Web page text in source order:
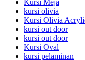
Kursi Meja
kursi olivia
Kursi Olivia
kursi out door
kursi out door
Kursi Oval
kursi pelaminan